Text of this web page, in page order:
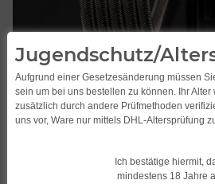
Jugendschutz/
Aufgrund einer Gesetzesänderung müssen
sein um bei uns bestellen zu können. Ihr
zusätzlich durch andere Prüfmethoden
uns vor, Ware nur mittels DHL-Altersprüfung
Ich bestätige hiermit,
mindestens 18 Jahre